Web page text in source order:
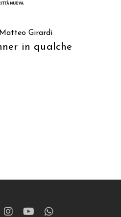
Matteo Girardi
in qualche